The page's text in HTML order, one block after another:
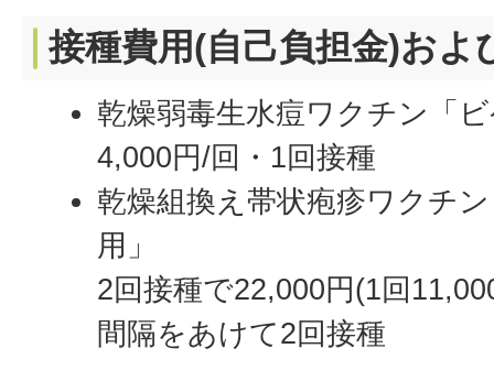
接種費用(自己負担金)およ
乾燥弱毒生水痘ワクチン「
4,000円/回・1回接種
乾燥組換え帯状疱疹ワクチ
用」
2回接種で22,000円(1回
間隔をあけて2回接種